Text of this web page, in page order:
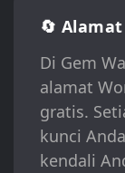
🔄
Di Gem
alamat
gratis.
kunci
kendali